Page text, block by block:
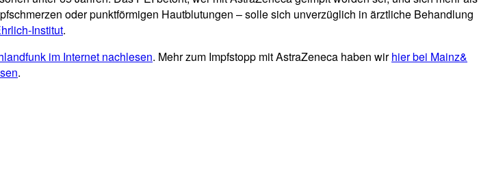
oder punktförmigen Hautblutungen – solle sich unverzüglich in ärztliche Behandlung
Institut.
im Internet nachlesen. Mehr zum Impfstopp mit AstraZeneca haben wirhier bei Mainz&
.